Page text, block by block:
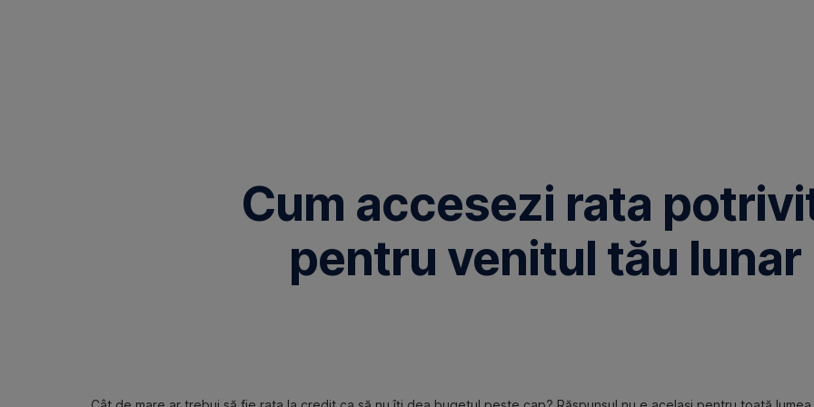
Cum accesezi rata
pentru venitul tău lunar